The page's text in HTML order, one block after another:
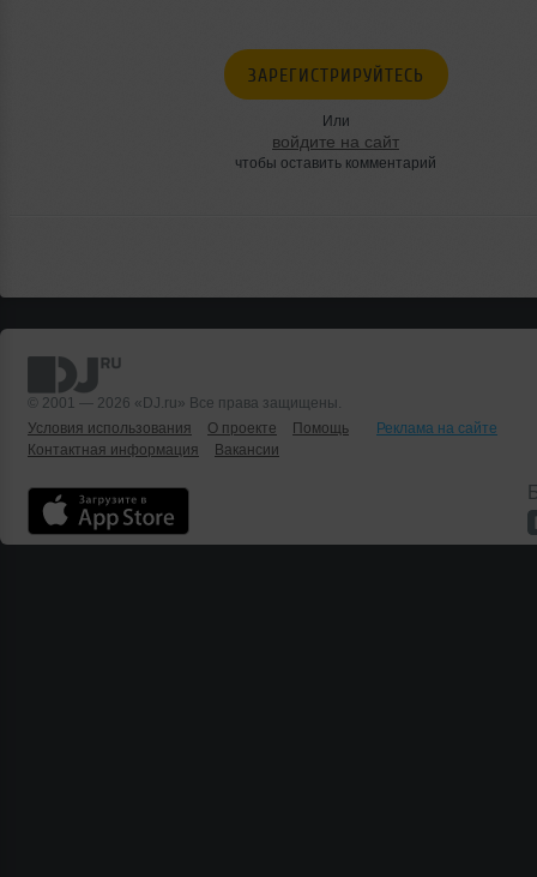
ЗАРЕГИСТРИРУЙТЕСЬ
Или
войдите на сайт
чтобы оставить комментарий
© 2001 — 2026 «DJ.ru» Все права защищены.
Условия использования
О проекте Помощь
Реклама на сайте
Контактная информация
Вакансии